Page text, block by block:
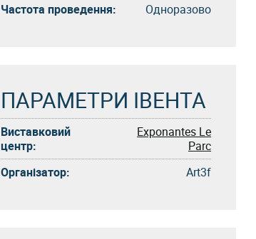
Частота проведення:
Одноразово
ПАРАМЕТРИ ІВЕНТА
Виставковий
центр:
Exponantes Le
Parc
Організатор:
Art3f